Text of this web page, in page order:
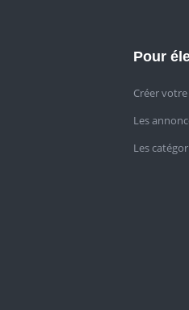
Pour
Créer
Les
Les